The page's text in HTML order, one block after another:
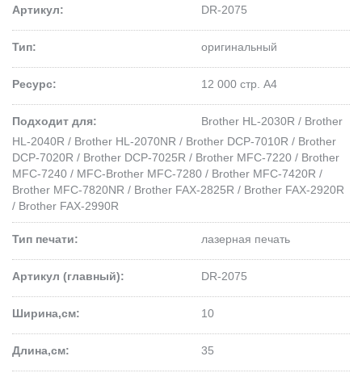
Артикул: DR-2075
Тип: оригинальный
Ресурс: 12 000 стр. А4
Подходит для:
Brother HL-2030R / Brother
HL-2040R / Brother HL-2070NR / Brother DCP-7010R / Brother
DCP-7020R / Brother DCP-7025R / Brother MFC-7220 / Brother
MFC-7240 / MFC-Brother MFC-7280 / Brother MFC-7420R /
Brother MFC-7820NR / Brother FAX-2825R / Brother FAX-2920R
/ Brother FAX-2990R
Тип печати: лазерная печать
Артикул (главный): DR-2075
Ширина,см: 10
Длина,см: 35